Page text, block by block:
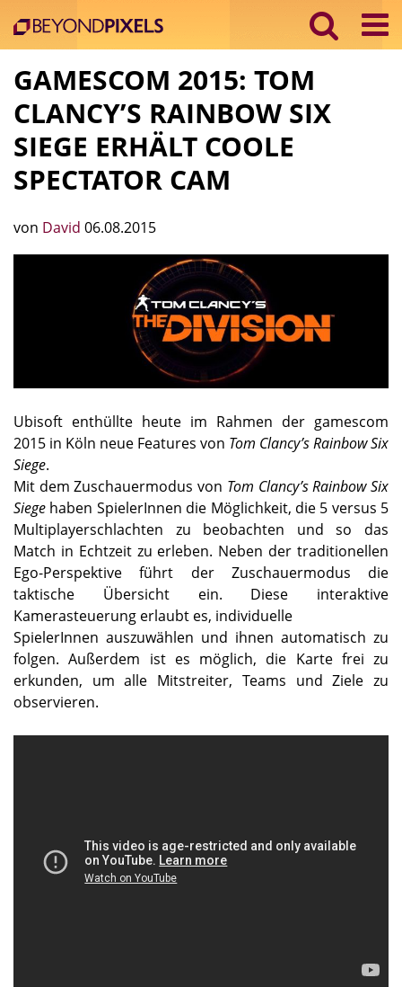
GAMESCOM 2015: TOM
CLANCY’S RAINBOW SIX
SIEGE ERHÄLT COOLE
SPECTATOR CAM
von David 06.08.2015
Ubisoft enthüllte heute im Rahmen der gamescom
2015 in Köln neue Features von Tom Clancy’s Rainbow Six
Siege.
Mit dem Zuschauermodus von Tom Clancy’s Rainbow Six
Siege haben SpielerInnen die Möglichkeit, die 5 versus 5
Multiplayerschlachten zu beobachten und so das
Match in Echtzeit zu erleben. Neben der traditionellen
Ego-Perspektive führt der Zuschauermodus die
taktische Übersicht ein. Diese interaktive
Kamerasteuerung erlaubt es, individuelle
SpielerInnen auszuwählen und ihnen automatisch zu
folgen. Außerdem ist es möglich, die Karte frei zu
erkunden, um alle Mitstreiter, Teams und Ziele zu
observieren.